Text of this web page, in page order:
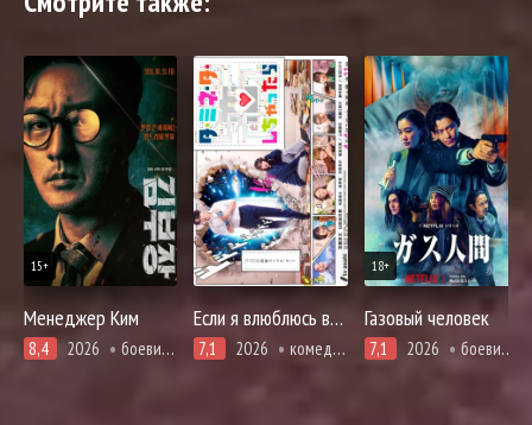
15+
Менеджер Ким
8,4 2026 боевики, криминал, триллер
Если я влюблюсь в Терминатора
7,1 2026 комедия, романтика
18+
Газовый человек
7,1 2026 боевики, драма, триллер, фантастика